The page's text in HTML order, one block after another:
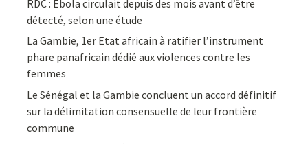
RDC : Ebola circulait depuis des mois avant d’être
détecté, selon une étude
La Gambie, 1er Etat africain à ratifier l’instrument
phare panafricain dédié aux violences contre les
femmes
Le Sénégal et la Gambie concluent un accord définitif
sur la délimitation consensuelle de leur frontière
commune